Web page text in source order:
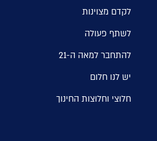
לקדם מצוינות
לשתף פעולה
להתחבר למאה ה-21
יש לנו חלום
חלוצי וחלוצות החינוך